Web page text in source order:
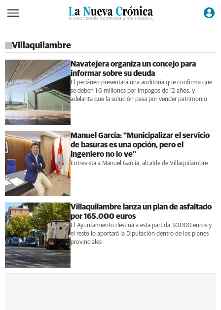
Villaquilambre
Navatejera organiza un concejo para
informar sobre su deuda
El pedáneo presentará una auditoría que confirma que
se deben 1,6 millones por impagos de 12 años, y
adelanta que la solución pasa por vender patrimonio
Manuel García: "Municipalizar el servicio
de basuras es una opción, pero el
ingeniero no lo ve"
Entrevista a Manuel García, alcalde de Villaquilambre
Villaquilambre lanza un plan de asfaltado
por 165.000 euros
El Ayuntamiento destina a esta partida 30.000 euros y
el resto lo aportará la Diputación dentro de los planes
provinciales